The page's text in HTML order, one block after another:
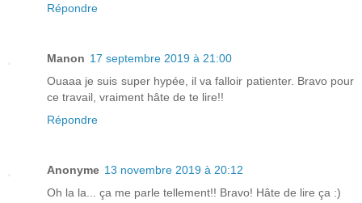
Répondre
Manon 17 septembre 2019 à 21:00
Ouaaa je suis super hypée, il va falloir patienter. Bravo pour
ce travail, vraiment hâte de te lire!!
Répondre
Anonyme 13 novembre 2019 à 20:12
Oh la la... ça me parle tellement!! Bravo! Hâte de lire ça :)